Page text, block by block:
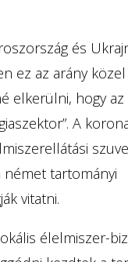
és
ez az arány közel
elkerülni, hogy az
A
német tartományi
vitatni.
élelmiszer-